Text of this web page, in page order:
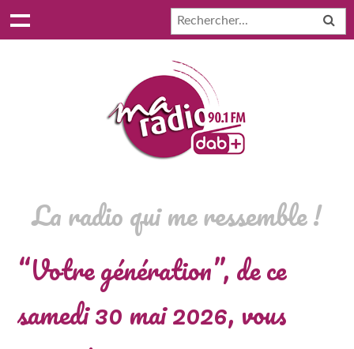
La radio qui me ressemble !
“Votre génération”, de ce
samedi 30 mai 2026, vous